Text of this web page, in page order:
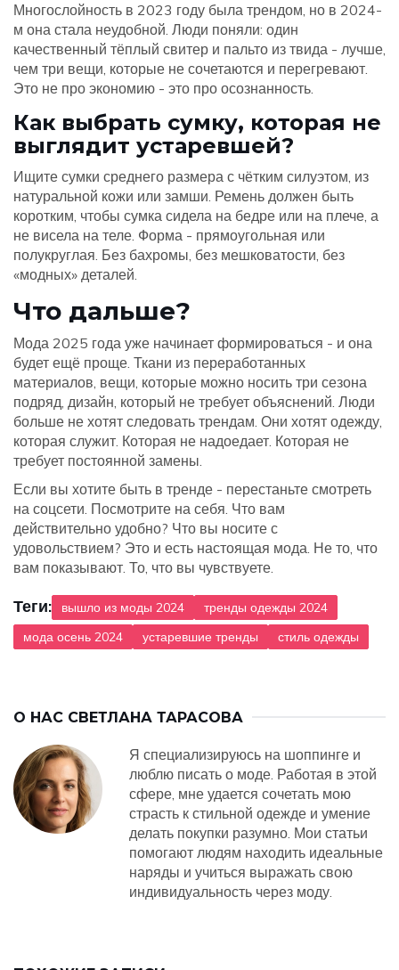
Многослойность в 2023 году была трендом, но в 2024-
м она стала неудобной. Люди поняли: один
качественный тёплый свитер и пальто из твида - лучше,
чем три вещи, которые не сочетаются и перегревают.
Это не про экономию - это про осознанность.
Как выбрать сумку, которая не
выглядит устаревшей?
Ищите сумки среднего размера с чётким силуэтом, из
натуральной кожи или замши. Ремень должен быть
коротким, чтобы сумка сидела на бедре или на плече, а
не висела на теле. Форма - прямоугольная или
полукруглая. Без бахромы, без мешковатости, без
«модных» деталей.
Что дальше?
Мода 2025 года уже начинает формироваться - и она
будет ещё проще. Ткани из переработанных
материалов, вещи, которые можно носить три сезона
подряд, дизайн, который не требует объяснений. Люди
больше не хотят следовать трендам. Они хотят одежду,
которая служит. Которая не надоедает. Которая не
требует постоянной замены.
Если вы хотите быть в тренде - перестаньте смотреть
на соцсети. Посмотрите на себя. Что вам
действительно удобно? Что вы носите с
удовольствием? Это и есть настоящая мода. Не то, что
вам показывают. То, что вы чувствуете.
Теги: вышло из моды 2024
тренды одежды 2024
мода осень 2024
устаревшие тренды стиль одежды
О НАС СВЕТЛАНА ТАРАСОВА
Я специализируюсь на шоппинге и
люблю писать о моде. Работая в этой
сфере, мне удается сочетать мою
страсть к стильной одежде и умение
делать покупки разумно. Мои статьи
помогают людям находить идеальные
наряды и учиться выражать свою
индивидуальность через моду.